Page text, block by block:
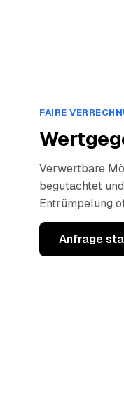
FAIRE
Verwertbare
begutachtet
Entrümpelung
Anfrage